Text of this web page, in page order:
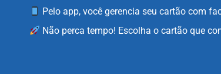
Pelo app, você gerencia seu cartão com
Não perca tempo! Escolha o cartão que